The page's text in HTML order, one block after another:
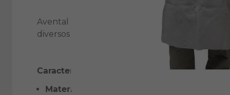
Avental Raspa sem Emendas, com medidas
diversos ambientes de trabalho, garantindo
Características Principais:
Material de Alta Resistência: